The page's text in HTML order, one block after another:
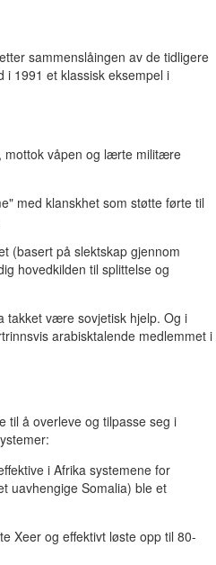
sammenslåingen av de tidligere
i 1991 et klassisk eksempel i
mottok våpen og lærte militære
med klanskhet som støtte førte til
(basert på slektskap gjennom
hovedkilden til splittelse og
takket være sovjetisk hjelp. Og i
arabisktalende medlemmet i
til å overleve og tilpasse seg i
i Afrika systemene for
uavhengige Somalia) ble et
Xeer og effektivt løste opp til 80-